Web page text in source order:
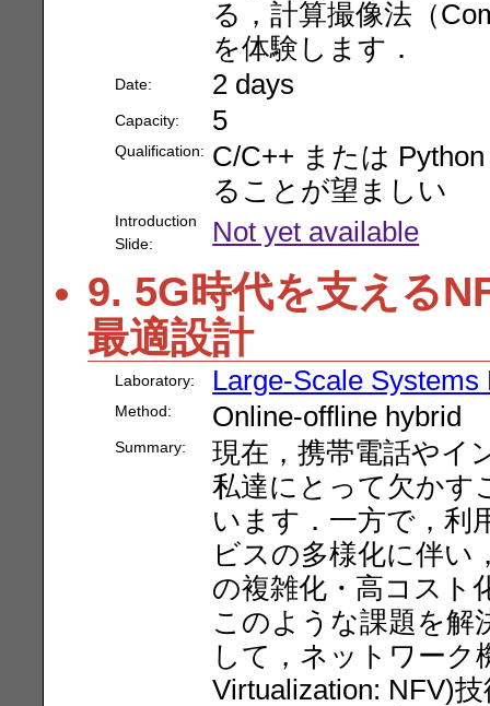
る，計算撮像法（
を体験します．
Date: 2 days
Capacity: 5
Qualification: C/C++ または
ることが望ましい
Introduction
Slide:
Not yet available
9. 5G時代を支える
最適設計
Laboratory: Large-Scale Systems
Method: Online-offline hybrid
Summary:
現在，携帯電話やイ
私達にとって欠かす
います．一方で，利
ビスの多様化に伴い
の複雑化・高コスト
このような課題を解
して，ネットワーク
Virtualization: NFV)